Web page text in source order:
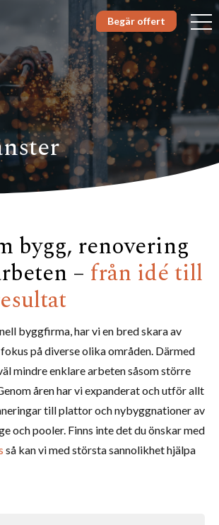
Begär offert
bygg, renovering
– från idé till
byggfirma, har vi en bred skara av
på diverse olika områden. Därmed
mindre enklare arbeten såsom större
åren har vi expanderat och utför allt
till plattor och nybyggnationer av
och pooler. Finns inte det du önskar med
så kan vi med största sannolikhet hjälpa